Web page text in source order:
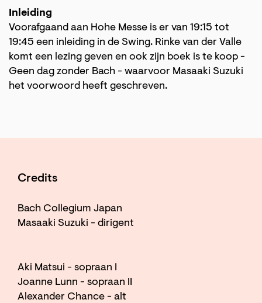
Inleiding
Voorafgaand aan Hohe Messe is er van 19:15 tot
19:45 een inleiding in de Swing. Rinke van der Valle
komt een lezing geven en ook zijn boek is te koop -
Geen dag zonder Bach - waarvoor Masaaki Suzuki
het voorwoord heeft geschreven.
Credits
Bach Collegium Japan
Masaaki Suzuki - dirigent
Aki Matsui - sopraan I
Joanne Lunn - sopraan II
Alexander Chance - alt